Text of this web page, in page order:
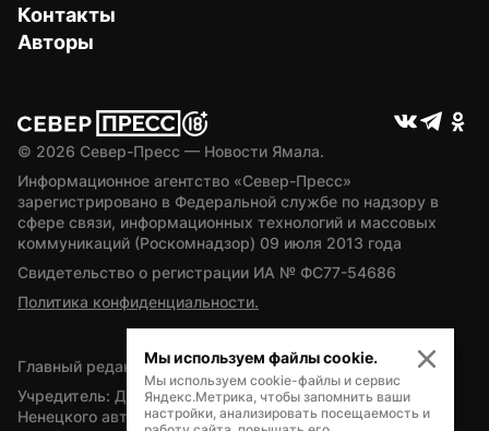
Контакты
Авторы
© 2026 Север-Пресс — Новости Ямала.
Информационное агентство «Север-Пресс»
зарегистрировано в Федеральной службе по надзору в
сфере связи, информационных технологий и массовых
коммуникаций (Роскомнадзор) 09 июля 2013 года
Свидетельство о регистрации ИА № ФС77-54686
Политика конфиденциальности.
Главный редактор — А.Л. Поздеев
Учредитель: Департамент внутренней политики Ямало-
Ненецкого автономного округа
Мы используем файлы cookie.
Мы используем cookie-файлы и сервис
Яндекс.Метрика, чтобы запомнить ваши
настройки, анализировать посещаемость и